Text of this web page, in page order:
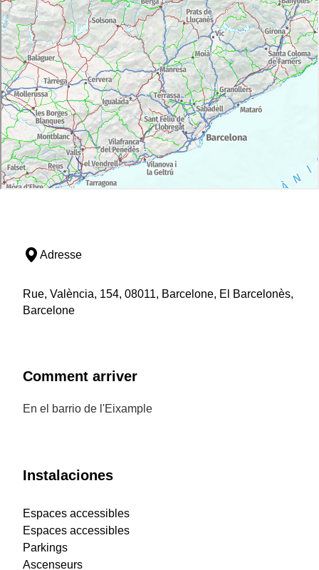
Adresse
Rue, València, 154, 08011, Barcelone, El Barcelonès,
Barcelone
Comment arriver
En el barrio de l'Eixample
Instalaciones
Espaces accessibles
Espaces accessibles
Parkings
Ascenseurs